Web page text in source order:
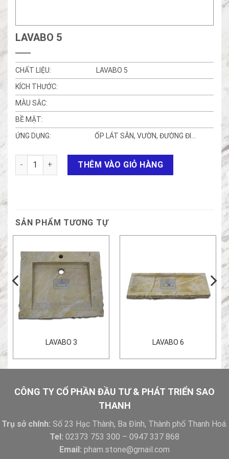
LAVABO 5
CHẤT LIỆU:
LAVABO 5
KÍCH THƯỚC:
MÀU SẮC:
BỀ MẶT:
ỨNG DỤNG:
ỐP LÁT SÂN, VƯỜN, ĐƯỜNG ĐI…
Lavabo 5 số lượng THÊM VÀO GIỎ HÀNG
SẢN PHẨM TƯƠNG TỰ
LAVABO 3 LAVABO 6
CÔNG TY CỔ PHẦN ĐẦU TƯ & PHÁT TRIỂN SAO
THANH
Trụ sở chính: Số 23 Hạc Thành, Ba Đình, Thành phố Thanh Hoá.
Tel: 02373 753 300 – 0947 337 868
Email: pham.stone@gmail.com